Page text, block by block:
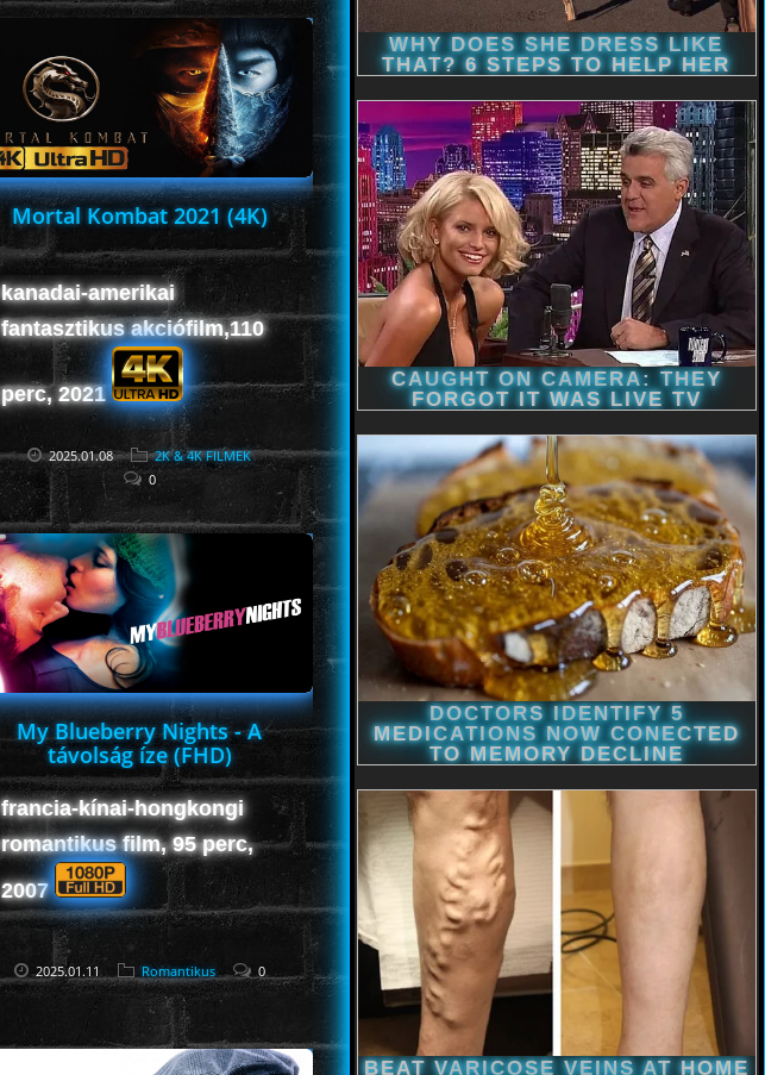
Mortal Kombat 2021 (4K)
kanadai-amerikai
fantasztikus akciófilm,110
perc, 2021
2025.01.08
2K & 4K FILMEK
0
My Blueberry Nights - A
távolság íze (FHD)
francia-kínai-hongkongi
romantikus film, 95 perc,
2007
2025.01.11 Romantikus 0